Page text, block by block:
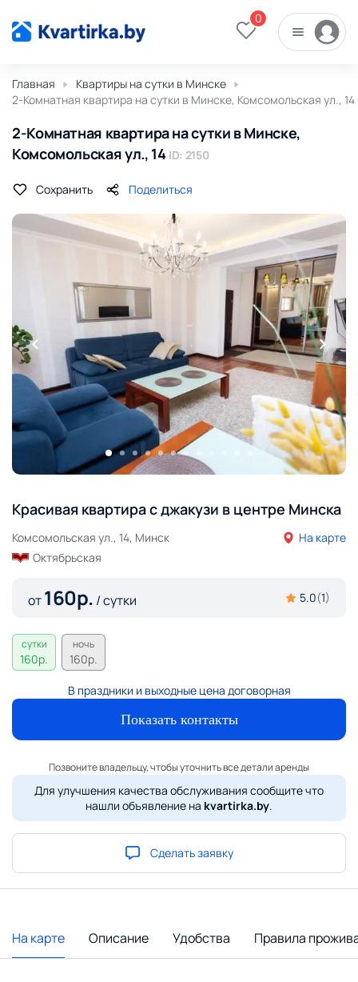
0
Главная
Квартиры на сутки в Минске
2-Комнатная квартира на сутки в Минске, Комсомольская ул., 14
2-Комнатная квартира на сутки в Минске,
Комсомольская ул., 14 ID: 2150
Сохранить Поделиться
Красивая квартира с джакузи в центре Минска
Комсомольская ул., 14, Минск
На карте
Октябрьская
от160р. / сутки 5.0(1)
сутки
160р.
ночь
160р.
В праздники и выходные цена договорная
Показать контакты
Позвоните владельцу, чтобы уточнить все детали аренды
Для улучшения качества обслуживания сообщите что
нашли объявление на kvartirka.by.
Сделать заявку
На карте Описание Удобства Правила